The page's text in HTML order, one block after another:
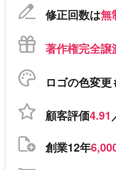
修正回数は無
著作権完全譲
ロゴの色変更
顧客評価4.91
創業12年